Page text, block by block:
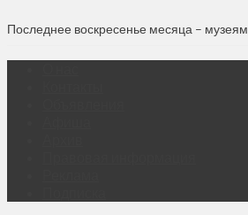
Последнее воскресенье месяца – музеям